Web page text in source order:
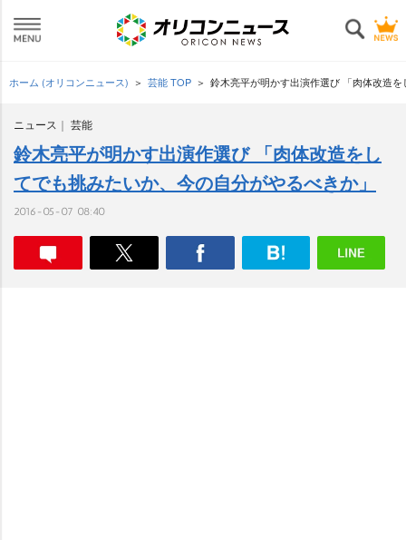
ホーム (オリコンニュース) 芸能 TOP 鈴木亮平が明かす出演作選び 「肉体改造
ニュース 芸能
鈴木亮平が明かす出演作選び 「肉体改造をし
てでも挑みたいか、今の自分がやるべきか」
2016-05-07 08:40